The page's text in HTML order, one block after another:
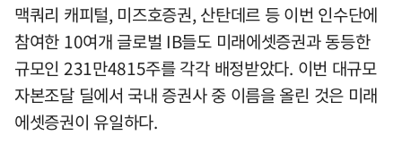
맥쿼리 캐피털, 미즈호증권, 산탄데르 등 이번 인수단에
참여한 10여개 글로벌 IB들도 미래에셋증권과 동등한
규모인 231만4815주를 각각 배정받았다. 이번 대규모
자본조달 딜에서 국내 증권사 중 이름을 올린 것은 미래
에셋증권이 유일하다.